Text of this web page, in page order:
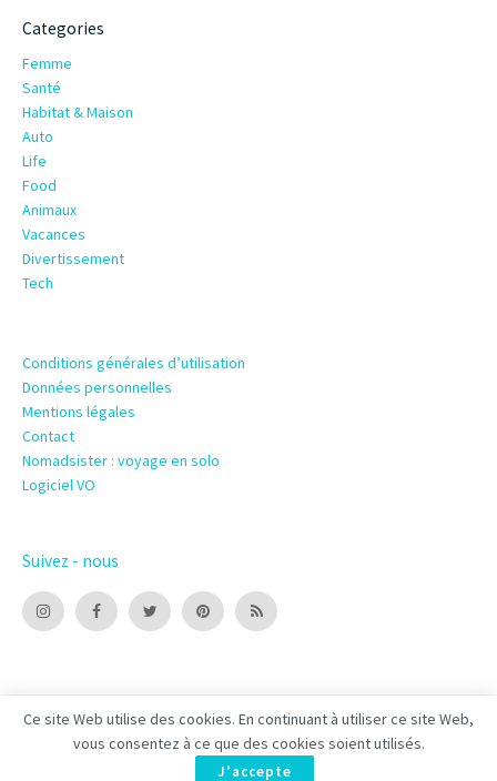
Categories
Femme
Santé
Habitat & Maison
Auto
Life
Food
Animaux
Vacances
Divertissement
Tech
Conditions générales d’utilisation
Données personnelles
Mentions légales
Contact
Nomadsister : voyage en solo
Logiciel VO
Suivez - nous
© 2022 Shoocare – Edité par –Alliance 123.
Ce site Web utilise des cookies. En continuant à utiliser ce site Web,
vous consentez à ce que des cookies soient utilisés.
J'accepte